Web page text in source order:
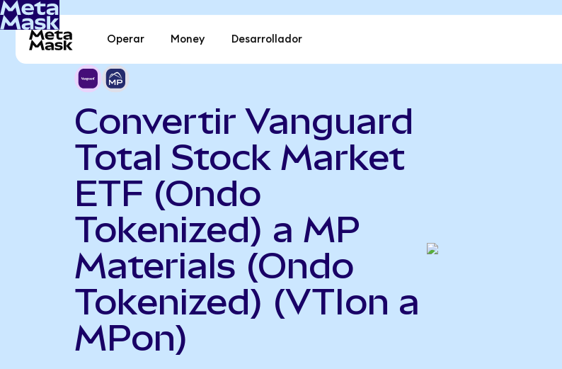
Operar Money Desarrollador
Convertir Vanguard
Total Stock Market
ETF (Ondo
Tokenized) a MP
Materials (Ondo
Tokenized) (VTIon a
MPon)